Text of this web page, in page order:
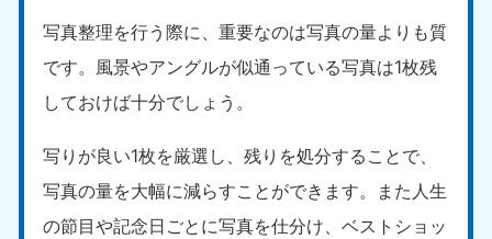
写真整理を行う際に、重要なのは写真の量よりも質
です。風景やアングルが似通っている写真は1枚残
しておけば十分でしょう。
写りが良い1枚を厳選し、残りを処分することで、
写真の量を大幅に減らすことができます。また人生
の節目や記念日ごとに写真を仕分け、ベストショッ